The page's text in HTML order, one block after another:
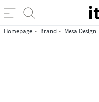
Homepage Brand Mesa Design